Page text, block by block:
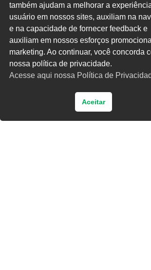
Salvar meus dados neste navegador para a próxima
Digite uma resposta em números:
seis − 5 =
também ajudam a melhorar a
usuário em nossos sites, auxiliam na
e na capacidade de fornecer feedback e
auxiliam em nossos esforços
marketing. Ao continuar, você concorda
nossa política de privacidade.
Acesse aqui nossa Política de
Aceitar